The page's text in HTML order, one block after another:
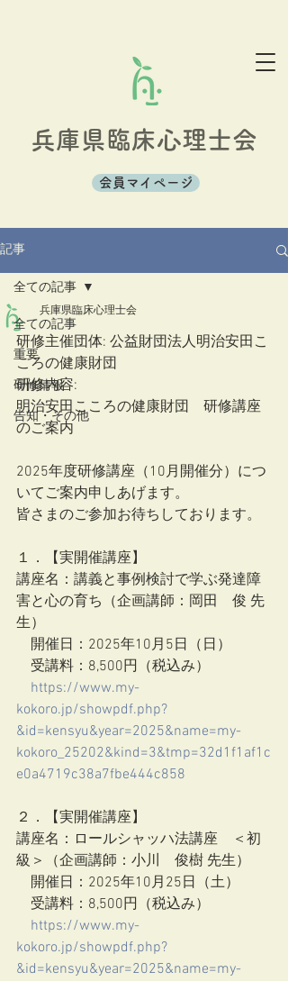
兵庫県臨床心理士会
会員マイページ
記事
全ての記事
重要
研修情報
告知・その他
全ての記事
兵庫県臨床心理士会
研修主催団体: 公益財団法人明治安田こ
ころの健康財団
研修内容:
明治安田こころの健康財団　研修講座
のご案内
2025年度研修講座（10月開催分）につ
いてご案内申しあげます。
皆さまのご参加お待ちしております。
１．【実開催講座】
講座名：講義と事例検討で学ぶ発達障
害と心の育ち（企画講師：岡田　俊 先
生）
開催日：2025年10月5日（日）
受講料：8,500円（税込み）
https://www.my-
kokoro.jp/showpdf.php?
&id=kensyu&year=2025&name=my-
kokoro_25202&kind=3&tmp=32d1f1af1c
e0a4719c38a7fbe444c858
２．【実開催講座】
講座名：ロールシャッハ法講座　＜初
級＞（企画講師：小川　俊樹 先生）
開催日：2025年10月25日（土）
受講料：8,500円（税込み）
https://www.my-
kokoro.jp/showpdf.php?
&id=kensyu&year=2025&name=my-